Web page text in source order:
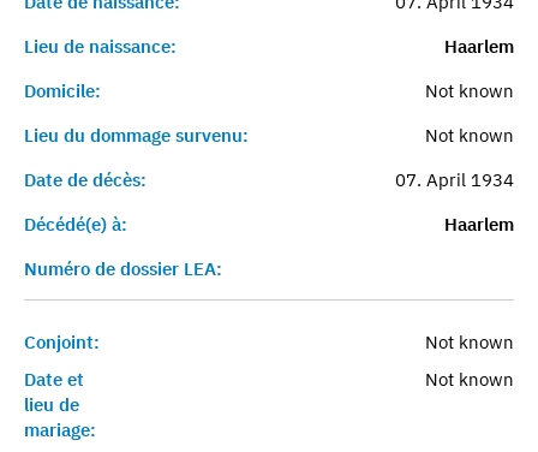
Lieu de naissance:
Haarlem
Domicile:
Not known
Lieu du dommage survenu:
Not known
Date de décès:
07. April 1934
Décédé(e) à:
Haarlem
Numéro de dossier LEA:
Conjoint:
Not known
Date et
lieu de
mariage:
Not known